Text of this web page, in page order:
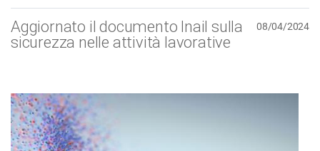
Aggiornato il documento Inail sulla
sicurezza nelle attività lavorative
08/04/2024